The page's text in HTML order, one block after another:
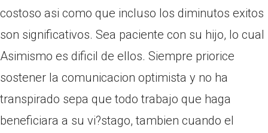
costoso asi­ como que incluso los diminutos exitos
son significativos. Sea paciente con su hijo, lo cual
Asimismo es dificil de ellos. Siempre priorice
sostener la comunicacion optimista y no ha
transpirado sepa que todo trabajo que haga
beneficiara a su vi?stago, tambien cuando el